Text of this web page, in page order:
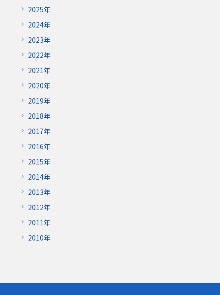
2025年
2024年
2023年
2022年
2021年
2020年
2019年
2018年
2017年
2016年
2015年
2014年
2013年
2012年
2011年
2010年